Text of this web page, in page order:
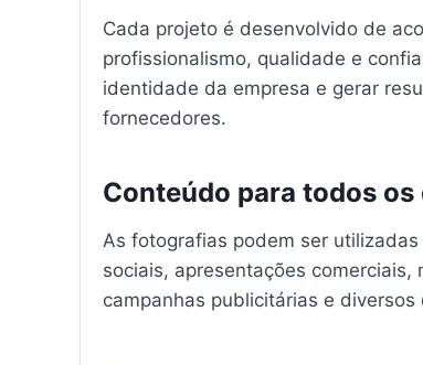
Cada projeto é desenvolvido de
profissionalismo, qualidade e
identidade da empresa e gerar
fornecedores.
Conteúdo para todos
As fotografias podem ser
sociais, apresentações
campanhas publicitárias e